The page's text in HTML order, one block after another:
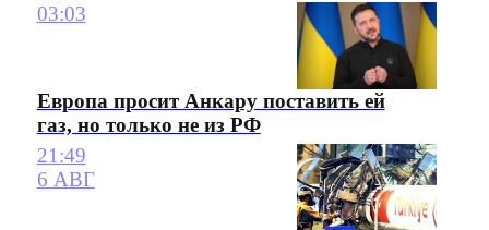
03:03
Европа просит Анкару поставить ей
газ, но только не из РФ
21:49
6 АВГ